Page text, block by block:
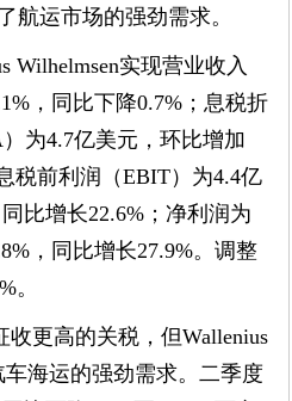
航运市场的强劲需求。
Wilhelmsen实现营业收入
，同比下降0.7%；息税折
为4.7亿美元，环比增加
税前利润（EBIT）为4.4亿
比增长22.6%；净利润为
，同比增长27.9%。调整
。
更高的关税，但Wallenius
车海运的强劲需求。二季度